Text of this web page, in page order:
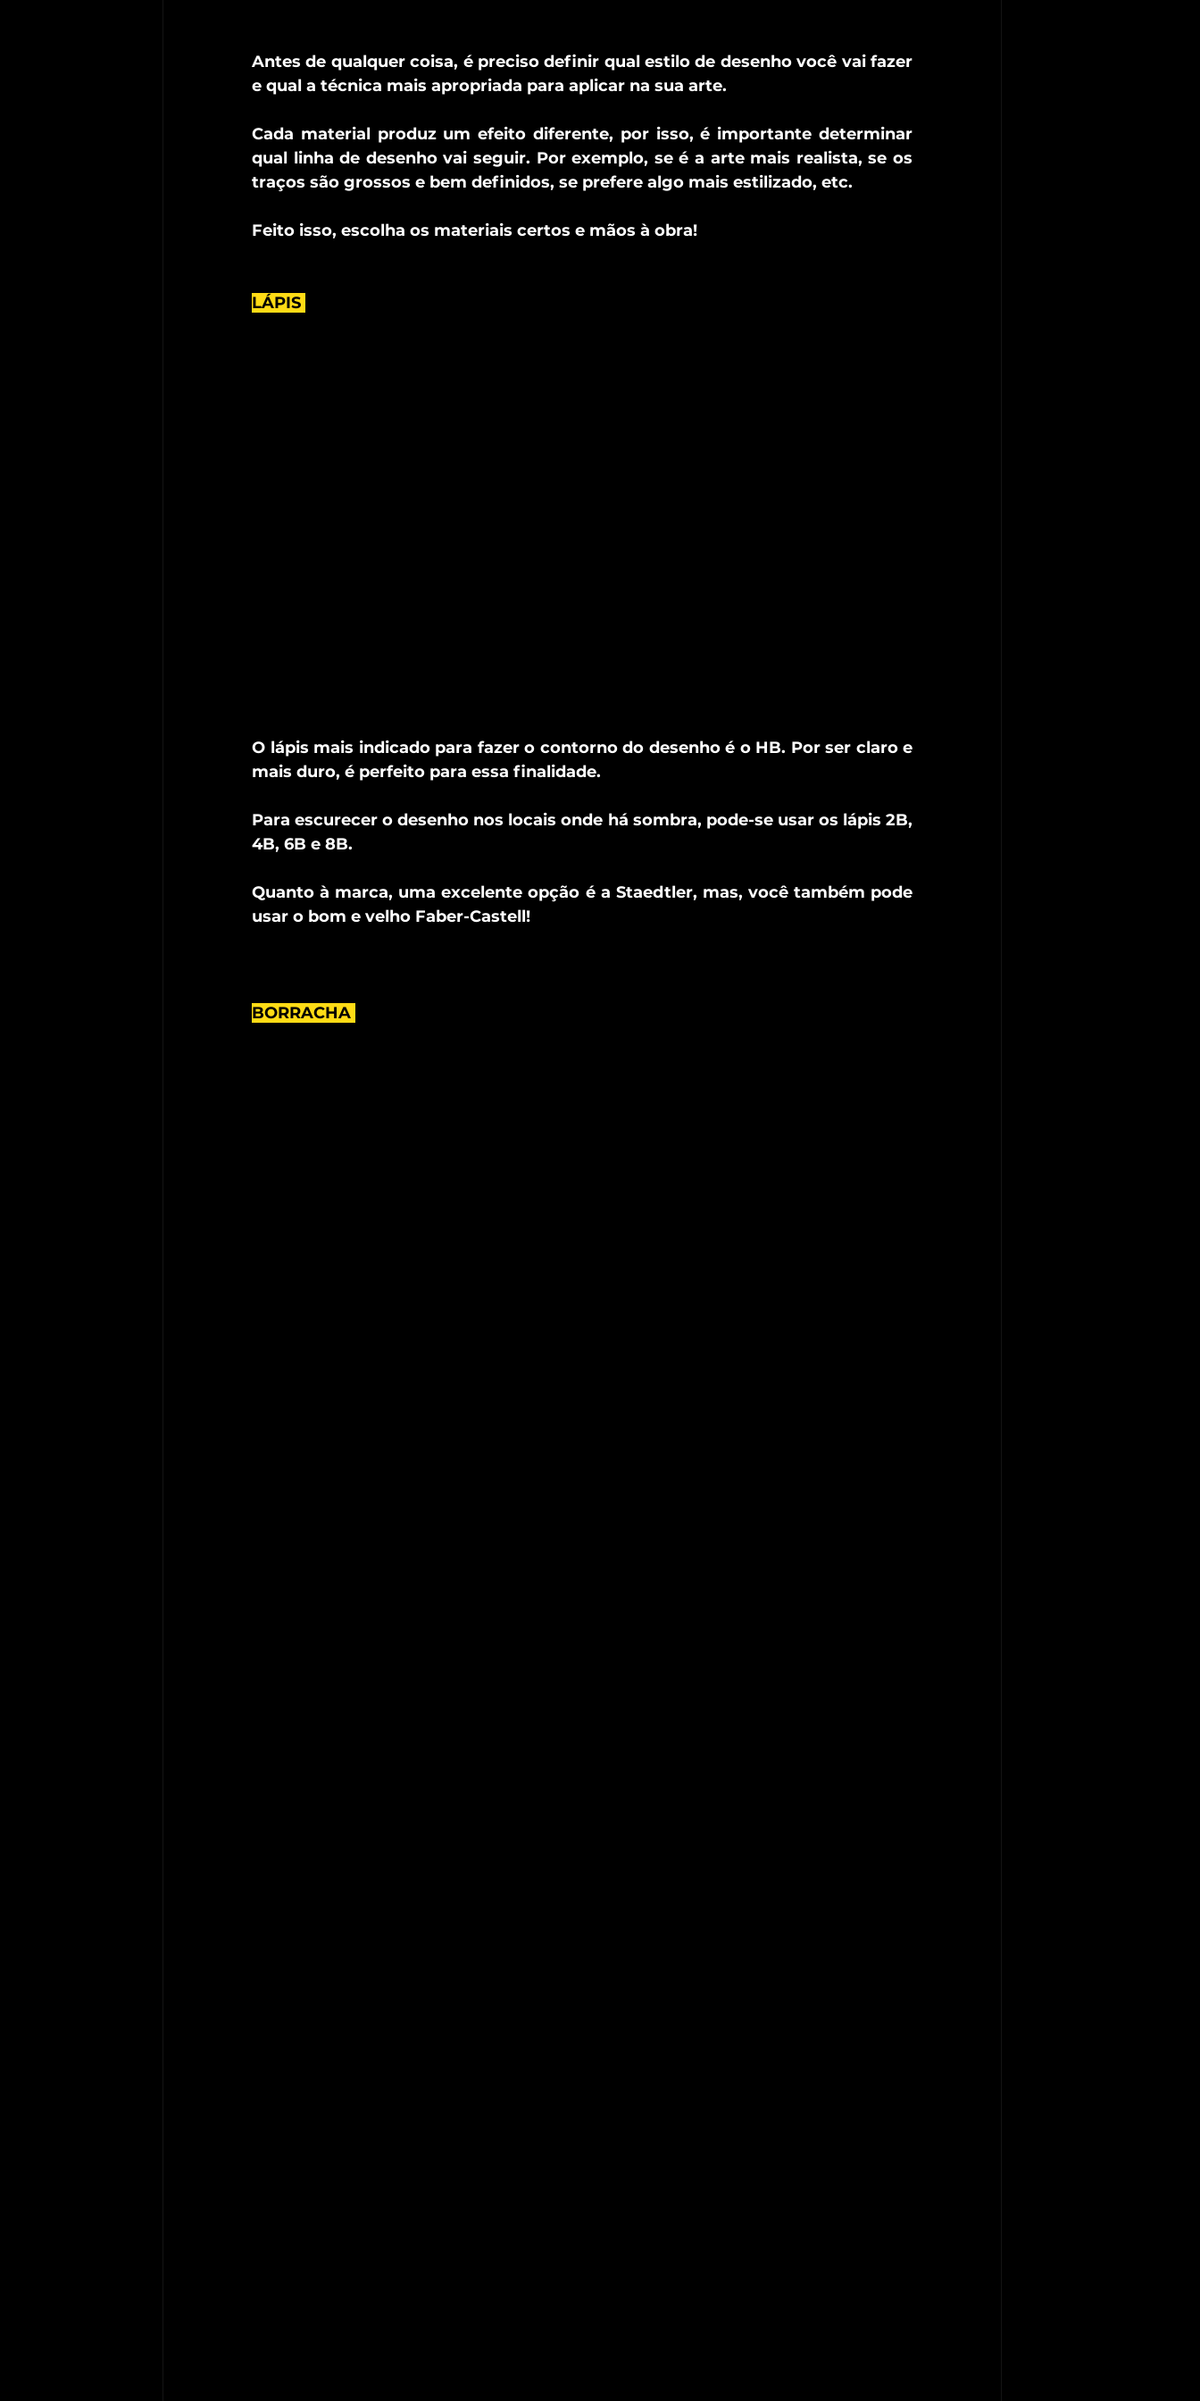
Antes de qualquer coisa, é preciso definir qual estilo de desenho você vai fazer
e qual a técnica mais apropriada para aplicar na sua arte.
Cada material produz um efeito diferente, por isso, é importante determinar
qual linha de desenho vai seguir. Por exemplo, se é a arte mais realista, se os
traços são grossos e bem definidos, se prefere algo mais estilizado, etc.
Feito isso, escolha os materiais certos e mãos à obra!
LÁPIS
O lápis mais indicado para fazer o contorno do desenho é o HB. Por ser claro e
mais duro, é perfeito para essa finalidade.
Para escurecer o desenho nos locais onde há sombra, pode-se usar os lápis 2B,
4B, 6B e 8B.
Quanto à marca, uma excelente opção é a Staedtler, mas, você também pode
usar o bom e velho Faber-Castell!
BORRACHA